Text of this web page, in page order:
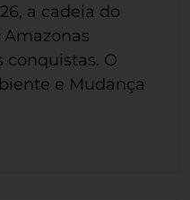
a cadeia do
conquistas. O
e Mudança